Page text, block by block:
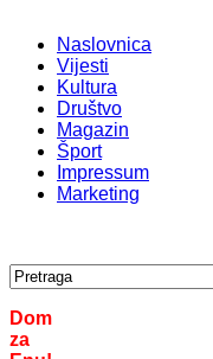
Naslovnica
Vijesti
Kultura
Društvo
Magazin
Šport
Impressum
Marketing
Dom
za